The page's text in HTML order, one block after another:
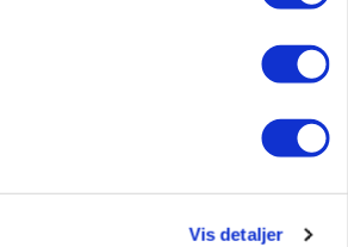
Vis detaljer